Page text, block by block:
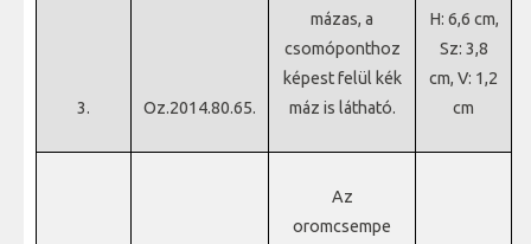
3. Oz.2014.80.65.
mázas, a
csomóponthoz
képest felül kék
máz is látható.
H: 6,6 cm,
Sz: 3,8
cm, V: 1,2
cm
Az
oromcsempe